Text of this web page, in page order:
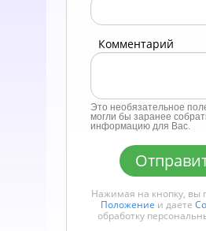
Комментарий
Это необязательное
могли бы заранее
информацию для Вас.
Нажимая на кнопку, вы
Положение и даете
обработку